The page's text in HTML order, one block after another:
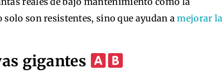
solo son resistentes, sino que ayudan amejorar la
gigantes